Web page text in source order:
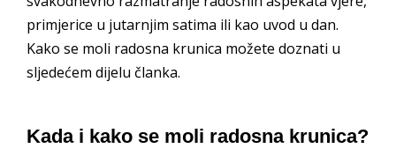
primjerice u jutarnjim satima ili kao uvod u dan.
Kako se moli radosna krunica možete doznati u
sljedećem dijelu članka.
Kada i kako se moli radosna krunica?